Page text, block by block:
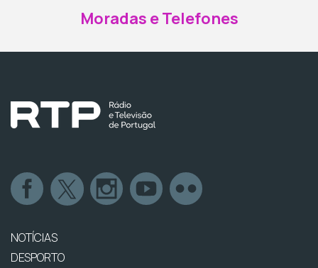
Moradas e Telefones
NOTÍCIAS
DESPORTO